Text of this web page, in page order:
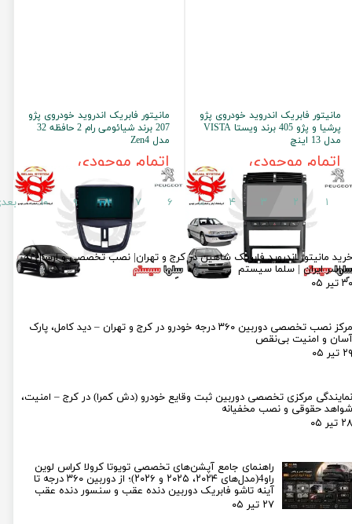
مانیتور فابریک اندروید خودروی پژو
پرشیا و پژو 405 برند ویستا VISTA
مدل 13 اینچ
اتمام موجودی
مانیتور فابریک اندروید خودروی پژو
207 برند شیائومی رام 2 حافظه 32
مدل Zen4
اتمام موجودی
۱ ۲ ۳ ۴ ۵ ۶ ۷ ۸ ۹ ۱۰
خرید مانیتور اندروید فابریک شاهین در کرج و تهران| نصب تخصصی و ارسال به
سراسر ایران | سلما سیستم
۳۰ تیر ۰۵
مرکز نصب تخصصی دوربین ۳۶۰ درجه خودرو در کرج و تهران – دید کامل، پارک
آسان و امنیت بی‌نقص
۲۹ تیر ۰۵
نمایندگی مرکزی تخصصی دوربین ثبت وقایع خودرو (دش کمرا) در کرج – امنیت،
شواهد حقوقی و نصب مخفیانه
۲۸ تیر ۰۵
راهنمای جامع آپشن‌های تخصصی تویوتا کرولا کراس لوین
راو4(مدل‌های ۲۰۲۴، ۲۰۲۵ و ۲۰۲۶)؛ از دوربین ۳۶۰ درجه تا
آینه تاشو فابریک دوربین دنده عقب و سنسور دنده عقب
۲۷ تیر ۰۵